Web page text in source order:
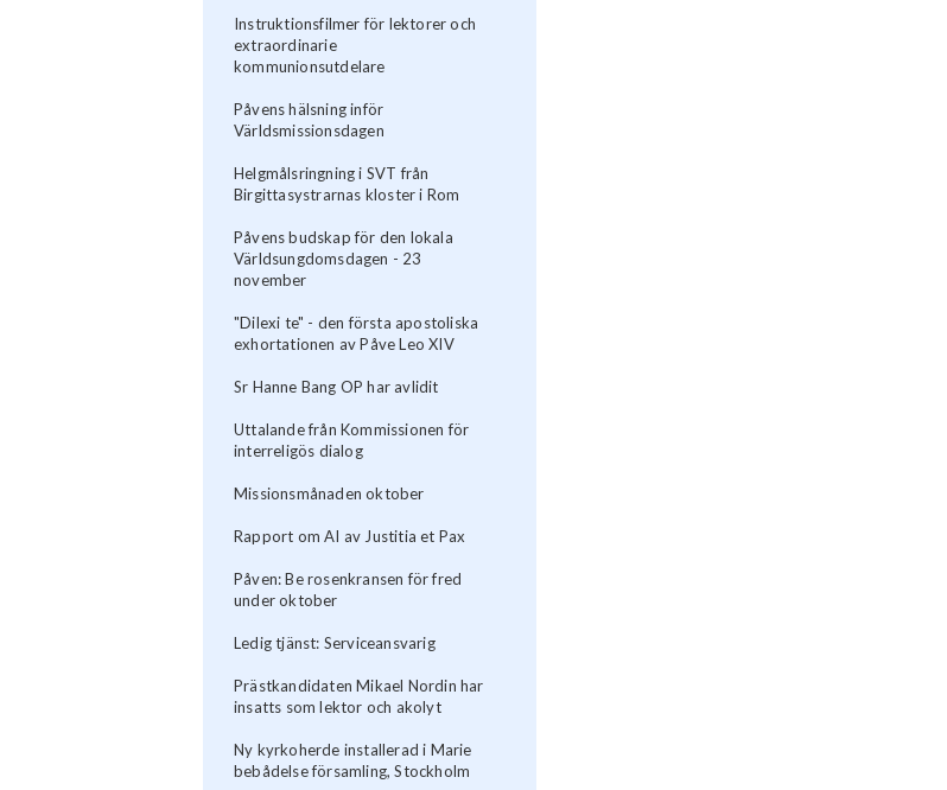
Instruktionsfilmer för lektorer och
extraordinarie
kommunionsutdelare
Påvens hälsning inför
Världsmissionsdagen
Helgmålsringning i SVT från
Birgittasystrarnas kloster i Rom
Påvens budskap för den lokala
Världsungdomsdagen - 23
november
"Dilexi te" - den första apostoliska
exhortationen av Påve Leo XIV
Sr Hanne Bang OP har avlidit
Uttalande från Kommissionen för
interreligös dialog
Missionsmånaden oktober
Rapport om AI av Justitia et Pax
Påven: Be rosenkransen för fred
under oktober
Ledig tjänst: Serviceansvarig
Prästkandidaten Mikael Nordin har
insatts som lektor och akolyt
Ny kyrkoherde installerad i Marie
bebådelse församling, Stockholm